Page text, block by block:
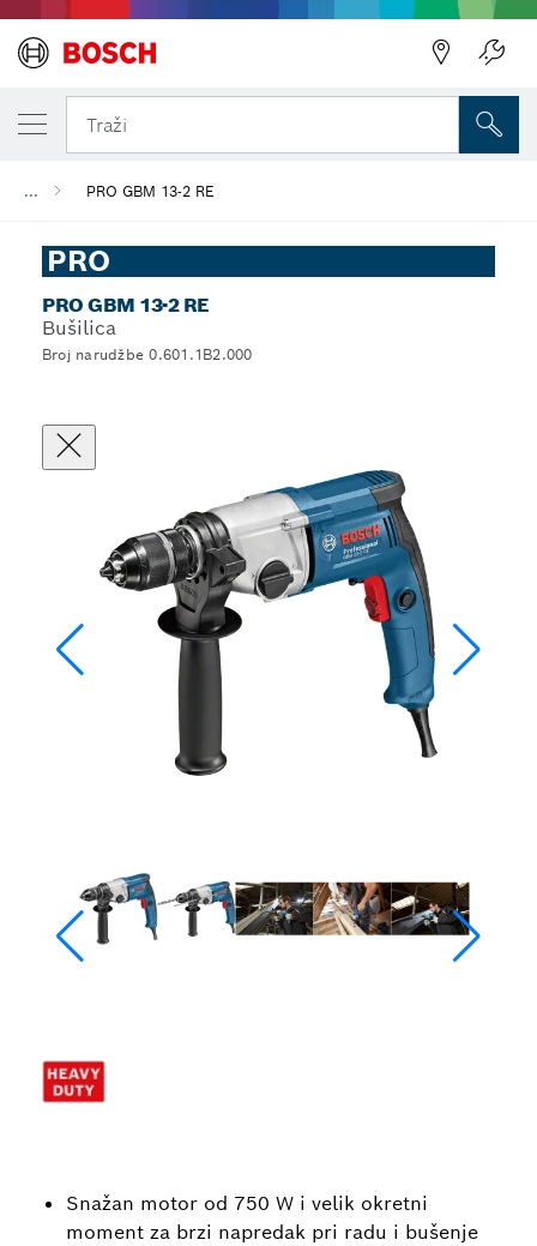
Traži
... PRO GBM 13-2 RE
PRO
PRO GBM 13-2 RE
Bušilica
Broj narudžbe 0.601.1B2.000
Snažan motor od 750 W i velik okretni
moment za brzi napredak pri radu i bušenje